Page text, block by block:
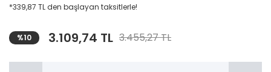
*339,87 TL den başlayan taksitlerle!
%10 3.109,74 TL 3.455,27 TL